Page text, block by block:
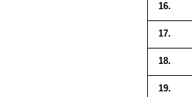
16.
17.
18.
19.